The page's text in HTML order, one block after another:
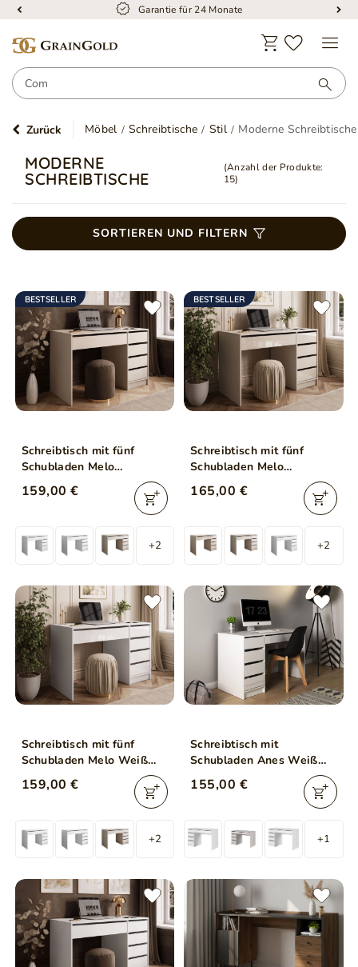
Garantie für 24 Monate
Zurück Möbel Schreibtische Stil Moderne Schreibtische
MODERNE
SCHREIBTISCHE
(Anzahl der Produkte:
15)
SORTIEREN UND FILTERN
BESTSELLER
Schreibtisch mit fünf
Schubladen Melo
Kaschmir Matt
159,00 €
+2
BESTSELLER
Schreibtisch mit fünf
Schubladen Melo
Kaschmir Hochglanz
165,00 €
+2
Schreibtisch mit fünf
Schubladen Melo Weiß
Hochglanz
159,00 €
+2
Schreibtisch mit
Schubladen Anes Weiß
Matt
155,00 €
+1